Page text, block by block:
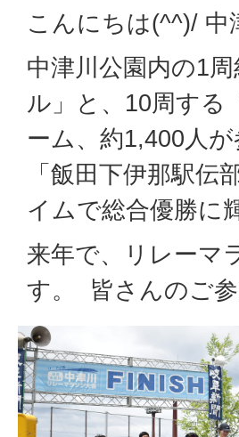
こんにちは(^^)/ 中
中津川公園内の1
ル」と、10周する
ーム、約1,400人
「飯田下伊那駅
イムで総合優勝に
来年で、リレーマ
す。 皆さんのご